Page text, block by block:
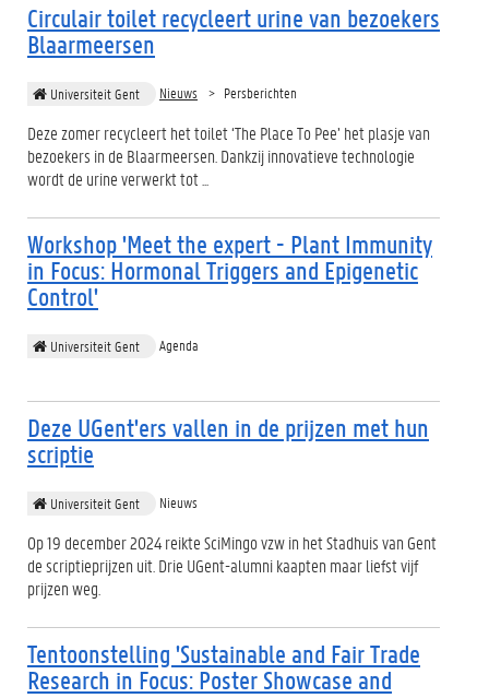
Circulair toilet recycleert urine van bezoekers
Blaarmeersen
Universiteit Gent Nieuws Persberichten
Deze zomer recycleert het toilet ‘The Place To Pee’ het plasje van
bezoekers in de Blaarmeersen. Dankzij innovatieve technologie
wordt de urine verwerkt tot ...
Workshop 'Meet the expert - Plant Immunity
in Focus: Hormonal Triggers and Epigenetic
Control'
Universiteit Gent Agenda
Deze UGent'ers vallen in de prijzen met hun
scriptie
Universiteit Gent Nieuws
Op 19 december 2024 reikte SciMingo vzw in het Stadhuis van Gent
de scriptieprijzen uit. Drie UGent-alumni kaapten maar liefst vijf
prijzen weg.
Tentoonstelling 'Sustainable and Fair Trade
Research in Focus: Poster Showcase and